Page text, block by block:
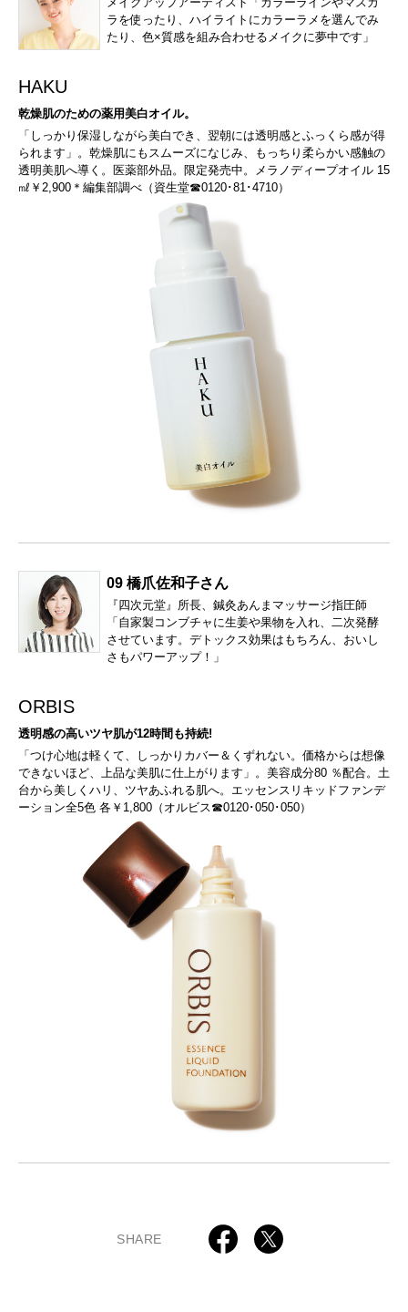
ラを使ったり、ハイライトにカラーラメを選んでみ
たり、色×質感を組み合わせるメイクに夢中です」
HAKU
乾燥肌のための薬用美白オイル。
「しっかり保湿しながら美白でき、翌朝には透明感とふっくら感が得
られます」。乾燥肌にもスムーズになじみ、もっちり柔らかい感触の
透明美肌へ導く。医薬部外品。限定発売中。メラノディープオイル 15
㎖￥2,900＊編集部調べ（資生堂☎0120･81･4710）
09 橋爪佐和子さん
『四次元堂』所長、鍼灸あんまマッサージ指圧師
「自家製コンブチャに生姜や果物を入れ、二次発酵
させています。デトックス効果はもちろん、おいし
さもパワーアップ！」
ORBIS
透明感の高いツヤ肌が12時間も持続!
「つけ心地は軽くて、しっかりカバー＆くずれない。価格からは想像
できないほど、上品な美肌に仕上がります」。美容成分80 ％配合。土
台から美しくハリ、ツヤあふれる肌へ。エッセンスリキッドファンデ
ーション全5色 各￥1,800（オルビス☎0120･050･050）
SHARE